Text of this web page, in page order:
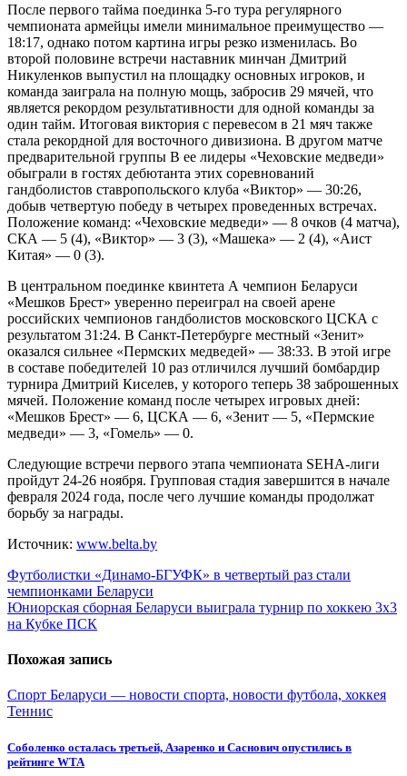
После первого тайма поединка 5-го тура регулярного
чемпионата армейцы имели минимальное преимущество —
18:17, однако потом картина игры резко изменилась. Во
второй половине встречи наставник минчан Дмитрий
Никуленков выпустил на площадку основных игроков, и
команда заиграла на полную мощь, забросив 29 мячей, что
является рекордом результативности для одной команды за
один тайм. Итоговая виктория с перевесом в 21 мяч также
стала рекордной для восточного дивизиона. В другом матче
предварительной группы В ее лидеры «Чеховские медведи»
обыграли в гостях дебютанта этих соревнований
гандболистов ставропольского клуба «Виктор» — 30:26,
добыв четвертую победу в четырех проведенных встречах.
Положение команд: «Чеховские медведи» — 8 очков (4 матча),
СКА — 5 (4), «Виктор» — 3 (3), «Машека» — 2 (4), «Аист
Китая» — 0 (3).
В центральном поединке квинтета А чемпион Беларуси
«Мешков Брест» уверенно переиграл на своей арене
российских чемпионов гандболистов московского ЦСКА с
результатом 31:24. В Санкт-Петербурге местный «Зенит»
оказался сильнее «Пермских медведей» — 38:33. В этой игре
в составе победителей 10 раз отличился лучший бомбардир
турнира Дмитрий Киселев, у которого теперь 38 заброшенных
мячей. Положение команд после четырех игровых дней:
«Мешков Брест» — 6, ЦСКА — 6, «Зенит — 5, «Пермские
медведи» — 3, «Гомель» — 0.
Следующие встречи первого этапа чемпионата SEHA-лиги
пройдут 24-26 ноября. Групповая стадия завершится в начале
февраля 2024 года, после чего лучшие команды продолжат
борьбу за награды.
Источник: www.belta.by
Навигация
по
записям
Футболистки «Динамо-БГУФК» в четвертый раз стали
чемпионками Беларуси
Юниорская сборная Беларуси выиграла турнир по хоккею 3х3
на Кубке ПСК
Похожая запись
Спорт Беларуси — новости спорта, новости футбола, хоккея
Теннис
Соболенко осталась третьей, Азаренко и Саснович опустились в
рейтинге WTA